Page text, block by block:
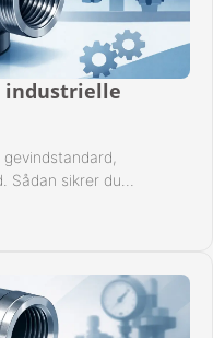
industrielle
Sådan sikrer du